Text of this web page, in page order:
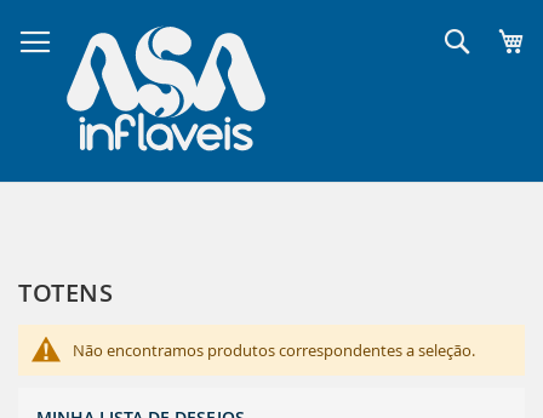
para
o
conteúdo
TOTENS
Não encontramos produtos correspondentes a seleção.